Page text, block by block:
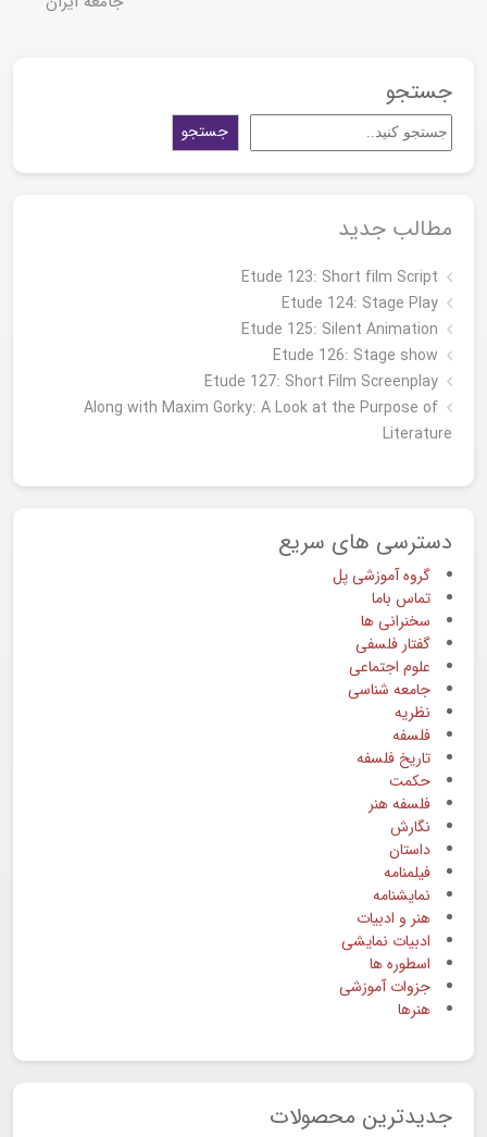
جستجو
جستجو
مطالب جدید
Etude 123: Short film Script
Etude 124: Stage Play
Etude 125: Silent Animation
Etude 126: Stage show
Étude 127: Short Film Screenplay
Along with Maxim Gorky: A Look at the Purpose of
Literature
دسترسی های سریع
گروه آموزشی پل
تماس باما
سخنرانی ها
گفتار فلسفی
علوم اجتماعی
جامعه شناسی
نظریه
فلسفه
تاریخ فلسفه
حکمت
فلسفه هنر
نگارش
داستان
فیلمنامه
نمایشنامه
هنر و ادبیات
ادبیات نمایشی
اسطوره ها
جزوات آموزشی
هنرها
جدیدترین محصولات